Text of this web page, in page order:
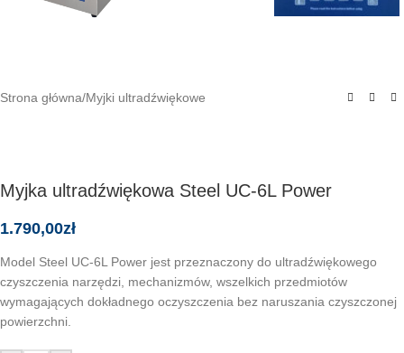
Strona główna/Myjki ultradźwiękowe
Myjka ultradźwiękowa Steel UC-6L Power
1.790,00zł
Model Steel UC-6L Power jest przeznaczony do ultradźwiękowego
czyszczenia narzędzi, mechanizmów, wszelkich przedmiotów
wymagających dokładnego oczyszczenia bez naruszania czyszczonej
powierzchni.